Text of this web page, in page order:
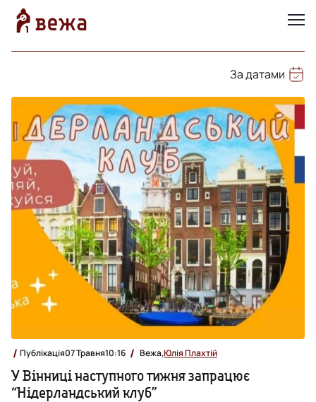
За датами
Публікація07 Травня10:16 Вежа,Юлія Плахтій
У Вінниці наступного тижня запрацює
“Нідерландський клуб”